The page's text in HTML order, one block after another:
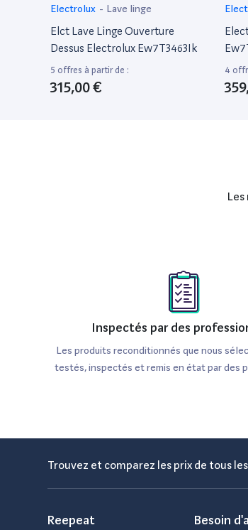
Electrolux - Lave linge
Elct Lave Linge Ouverture
Dessus Electrolux Ew7T3463Ik
5 offres à partir de :
315,00 €
-
: 60
4
Inspectés par des
Les produits reconditionnés que nous
testés, inspectés et remis en état par des
Trouvez et comparez les prix de tous
Reepeat Besoin